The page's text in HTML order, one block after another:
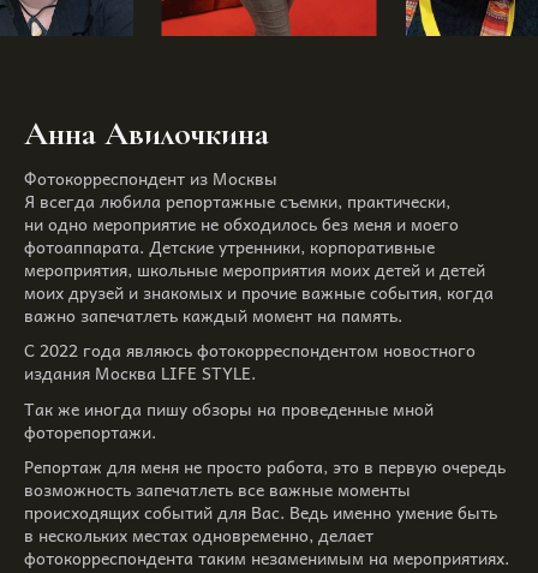
Анна Авилочкина
Фотокорреспондент из Москвы
Я всегда любила репортажные съемки, практически,
ни одно мероприятие не обходилось без меня и моего
фотоаппарата. Детские утренники, корпоративные
мероприятия, школьные мероприятия моих детей и детей
моих друзей и знакомых и прочие важные события, когда
важно запечатлеть каждый момент на память.
С 2022 года являюсь фотокорреспондентом новостного
издания Москва LIFE STYLE.
Так же иногда пишу обзоры на проведенные мной
фоторепортажи.
Репортаж для меня не просто работа, это в первую очередь
возможность запечатлеть все важные моменты
происходящих событий для Вас. Ведь именно умение быть
в нескольких местах одновременно, делает
фотокорреспондента таким незаменимым на мероприятиях.